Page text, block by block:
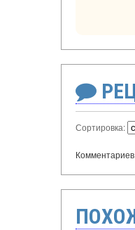
Сортировка: